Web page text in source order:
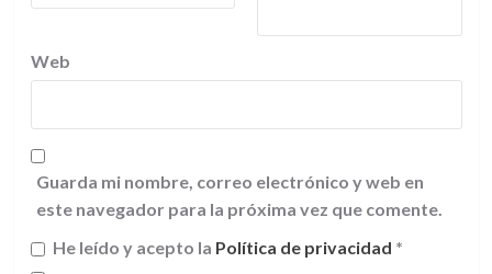
Web
Guarda mi nombre, correo electrónico y web en
este navegador para la próxima vez que comente.
He leído y acepto la Política de privacidad *